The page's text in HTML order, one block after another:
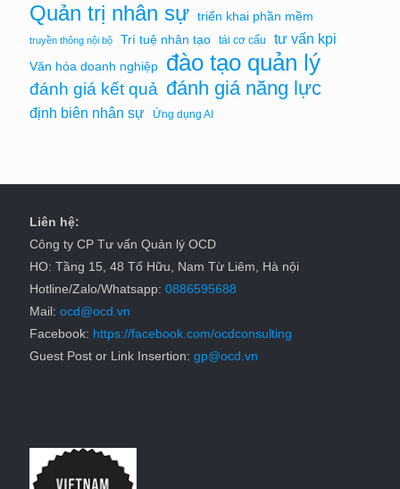
Quản trị nhân sự triển khai phần mềm
truyền thông nội bộ Trí tuệ nhân tạo tái cơ cấu tư vấn kpi
Văn hóa doanh nghiệp đào tạo quản lý
đánh giá kết quả đánh giá năng lực
định biên nhân sự Ứng dụng AI
Liên hệ:
Công ty CP Tư vấn Quản lý OCD
HO: Tầng 15, 48 Tố Hữu, Nam Từ Liêm, Hà nội
Hotline/Zalo/Whatsapp: 0886595688
Mail: ocd@ocd.vn
Facebook: https://facebook.com/ocdconsulting
Guest Post or Link Insertion: gp@ocd.vn